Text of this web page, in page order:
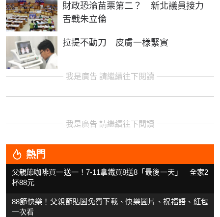
財政恐淪苗栗第二？ 新北議員接力
舌戰朱立倫
拉提不動刀 皮膚一樣緊實
我是廣告 請繼續往下閱讀
我是廣告 請繼續往下閱讀
熱門
父親節咖啡買一送一！7-11拿鐵買8送8「最後一天」 全家2
杯88元
88節快樂！父親節貼圖免費下載、快樂圖片、祝福語、紅包
一次看